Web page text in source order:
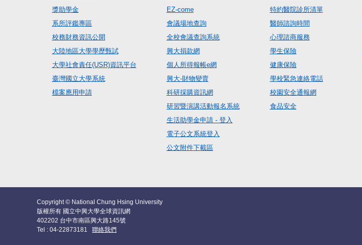
獎助學金
系所評鑑專區
校務財務資訊公開
大陸地區大學學歷甄試
大學社會責任(USR)資訊平台
臺灣國立大學系統
檔案應用申請
EZ-come
會議場地查詢
全校會議查詢系統
興大捐款網
個人所得報帳e網
興大-財物變賣
科研採購資訊網
研習暨演講活動報名系統
生活助學金申請 - 登入
電子公文系統登入
公文附件下載區
特約醫院診所清單
醫師諮詢時間
心理諮商服務
學生保險
健康保險
學校緊急連絡電話
校園安全通報網
食品安全
Copyright © National Chung Hsing University
版權所有 國立中興大學全球資訊網
402202 台中市南區興大路145號
Tel : 04-22873181 聯絡我們